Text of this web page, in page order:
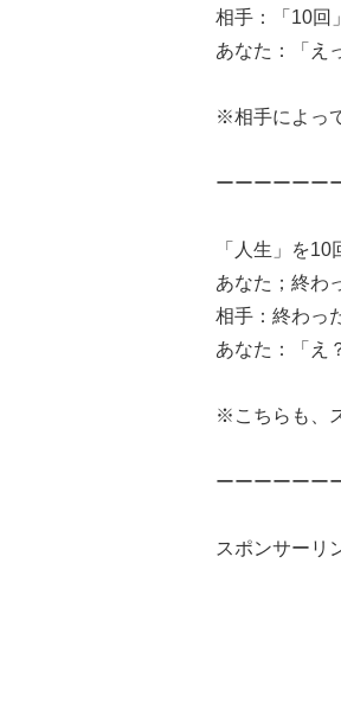
相手：「10回」
あなた：「え
※相手によっ
ーーーーーー
「人生」を10
あなた；終わ
相手：終わっ
あなた：「え
※こちらも、
ーーーーーー
スポンサーリ